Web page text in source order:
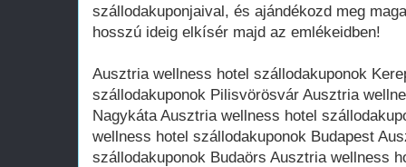
szállodakuponjaival, és ajándékozd meg
hosszú ideig elkísér majd az emlékeidben!
Ausztria wellness hotel szállodakuponok
szállodakuponok Pilisvörösvár Ausztria
Nagykáta Ausztria wellness hotel
wellness hotel szállodakuponok Budapest
szállodakuponok Budaörs Ausztria wellness